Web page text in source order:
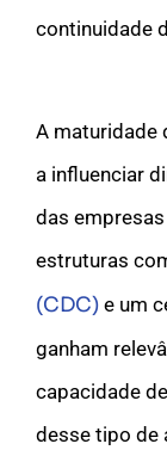
continuidade
A maturidade
a influenciar
das
estruturas
(CDC) e um
ganham
capacidade
desse tipo de